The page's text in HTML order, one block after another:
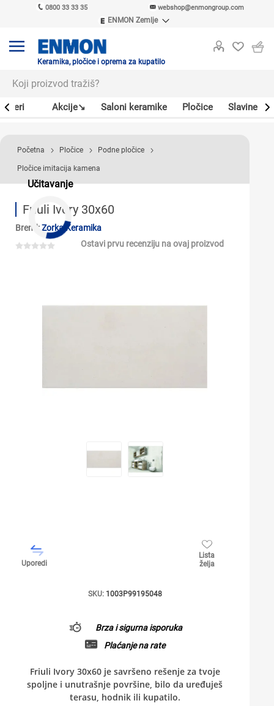
0800 33 33 35 webshop@enmongroup.com
ENMON Zemlje
ENMON MKD
Keramika, pločice i oprema za kupatilo
Akcije↘ Saloni keramike Pločice Slavine
Učitavanje
Početna Pločice Podne pločice
Pločice imitacija kamena
Friuli Ivory 30x60
Brend:Zorka Keramika
Ostavi prvu recenziju na ovaj proizvod
Uporedi
Lista
želja
SKU: 1003P99195048
Brza i sigurna isporuka
Plaćanje na rate
Friuli Ivory 30x60 je savršeno rešenje za tvoje
spoljne i unutrašnje površine, bilo da uređuješ
terasu, hodnik ili kupatilo.